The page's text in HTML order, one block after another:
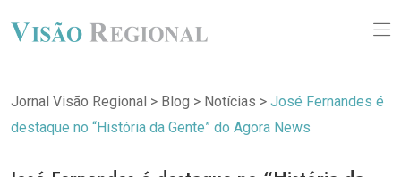
Jornal Visão Regional > Blog > Notícias > José Fernandes é
destaque no “História da Gente” do Agora News